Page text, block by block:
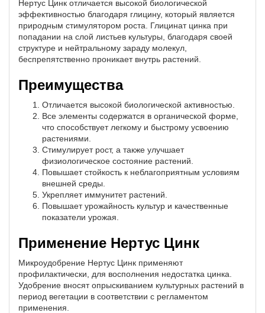
Нертус Цинк отличается высокой биологической
эффективностью благодаря глицину, который является
природным стимулятором роста. Глицинат цинка при
попадании на слой листьев культуры, благодаря своей
структуре и нейтральному зараду молекул,
беспрепятственно проникает внутрь растений.
Преимущества
Отличается высокой биологической активностью.
Все элементы содержатся в органической форме,
что способствует легкому и быстрому усвоению
растениями.
Стимулирует рост, а также улучшает
физиологическое состояние растений.
Повышает стойкость к неблагоприятным условиям
внешней среды.
Укрепляет иммунитет растений.
Повышает урожайность культур и качественные
показатели урожая.
Применение Нертус Цинк
Микроудобрение Нертус Цинк применяют
профилактически, для восполнения недостатка цинка.
Удобрение вносят опрыскиванием культурных растений в
период вегетации в соответствии с регламентом
применения.